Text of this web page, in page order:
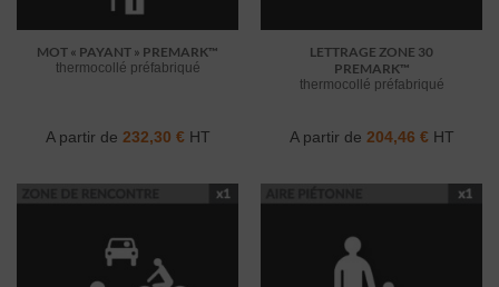
MOT « PAYANT » PREMARK™
thermocollé préfabriqué
A partir de 232,30 €HT
LETTRAGE ZONE 30
PREMARK™
thermocollé préfabriqué
A partir de 204,46 €HT